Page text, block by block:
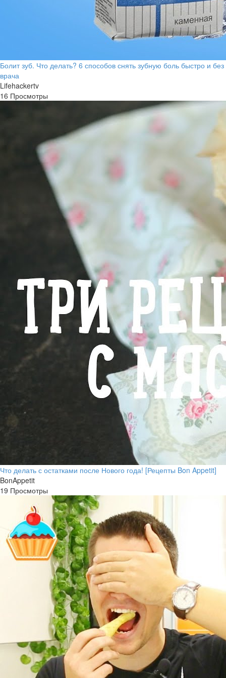
Болит зуб. Что делать? 6 способов снять зубную боль быстро и без
врача
Lifehackertv
16 Просмотры
Что делать с остатками после Нового года! [Рецепты Bon Appetit]
BonAppetit
19 Просмотры